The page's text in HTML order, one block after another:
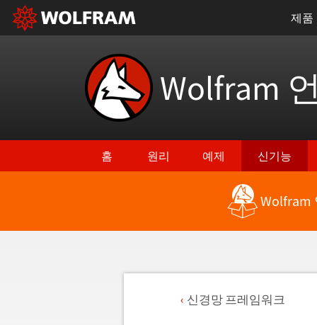
제품
Wolfram
홈 원리 예제 신기능
Wolfram
신경망 프레임워크